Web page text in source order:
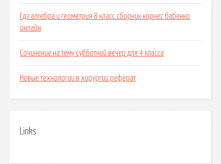
Гдз алгебра и геометрия 8 класс сборник корнес бабенко
онлайн
Сочинение на тему субботний вечер для 4 класса
Новые технологии в хирургии реферат
Links